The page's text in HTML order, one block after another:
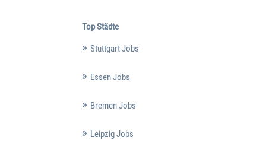
Top Städte
Stuttgart Jobs
Essen Jobs
Bremen Jobs
Leipzig Jobs